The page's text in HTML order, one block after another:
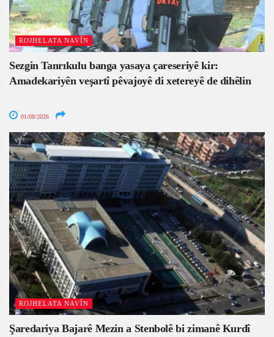
ROJHELATA NAVÎN
Sezgin Tanrıkulu banga yasaya çareseriyê kir:
Amadekariyên veşartî pêvajoyê di xetereyê de dihêlin
01/08/2026
ROJHELATA NAVÎN
Şaredariya Bajarê Mezin a Stenbolê bi zimanê Kurdî